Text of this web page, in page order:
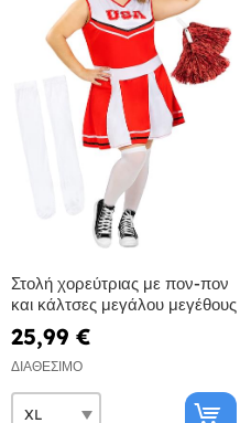
Στολή χορεύτριας με πον-πον
και κάλτσες μεγάλου μεγέθους
25,99 €
ΔΙΑΘΈΣΙΜΟ